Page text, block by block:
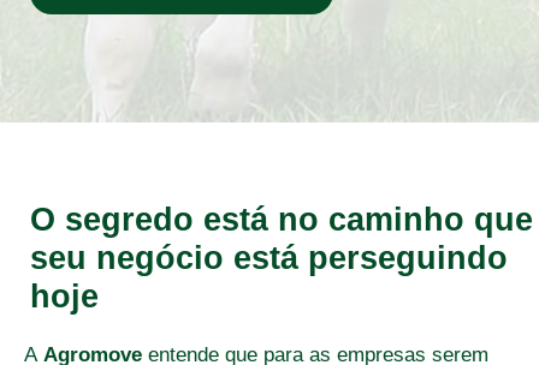
O segredo está no caminho que
seu negócio está perseguindo
hoje
A Agromove entende que para as empresas serem